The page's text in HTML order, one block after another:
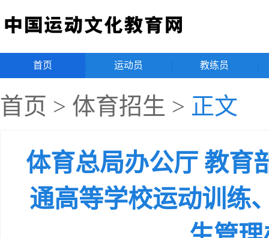
首页 运动员 教练员
首页 > 体育招生 > 正文
体育总局办公厅 教育
通高等学校运动训练